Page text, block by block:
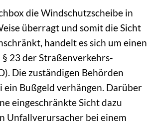
die Windschutzscheibe in
überragt und somit die Sicht
handelt es sich um einen
23 der Straßenverkehrs-
Die zuständigen Behörden
ein Bußgeld verhängen. Darüber
eingeschränkte Sicht dazu
Unfallverursacher bei einem